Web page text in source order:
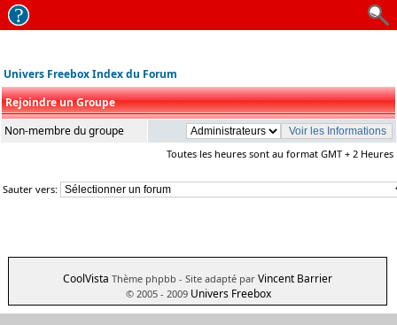
Univers Freebox Index du Forum
Rejoindre un Groupe
Non-membre du groupe
Toutes les heures sont au format GMT + 2 Heures
Sauter vers:
CoolVista Thème phpbb - Site adapté par Vincent Barrier
© 2005 - 2009 Univers Freebox